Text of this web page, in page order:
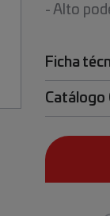
- Alto
Ficha
Catálogo